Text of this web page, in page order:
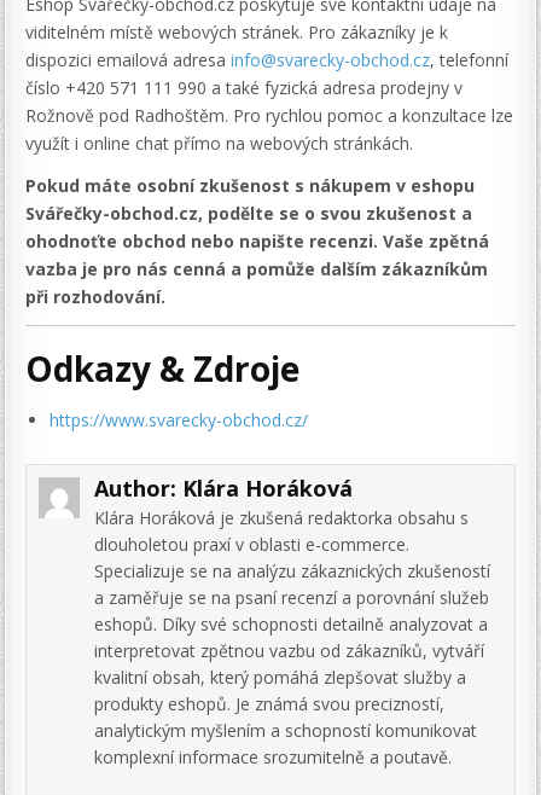
viditelném místě webových stránek. Pro zákazníky je k
dispozici emailová adresainfo@svarecky-obchod.cz, telefonní
číslo +420 571 111 990 a také fyzická adresa prodejny v
Rožnově pod Radhoštěm. Pro rychlou pomoc a konzultace lze
využít i online chat přímo na webových stránkách.
Pokud máte osobní zkušenost s nákupem v eshopu
Svářečky-obchod.cz, podělte se o svou zkušenost a
ohodnoťte obchod nebo napište recenzi. Vaše zpětná
vazba je pro nás cenná a pomůže dalším zákazníkům
při rozhodování.
Odkazy & Zdroje
https://www.svarecky-obchod.cz/
Author: Klára Horáková
Klára Horáková je zkušená redaktorka obsahu s
dlouholetou praxí v oblasti e-commerce.
Specializuje se na analýzu zákaznických zkušeností
a zaměřuje se na psaní recenzí a porovnání služeb
eshopů. Díky své schopnosti detailně analyzovat a
interpretovat zpětnou vazbu od zákazníků, vytváří
kvalitní obsah, který pomáhá zlepšovat služby a
produkty eshopů. Je známá svou precizností,
analytickým myšlením a schopností komunikovat
komplexní informace srozumitelně a poutavě.